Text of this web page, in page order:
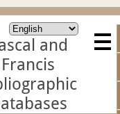
and
Francis